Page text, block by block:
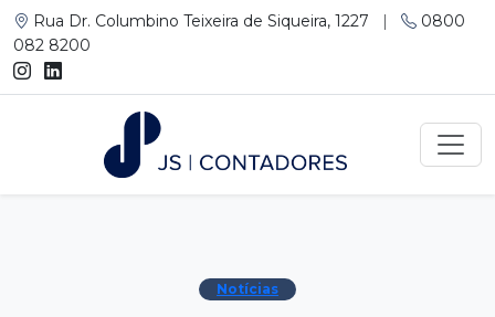
Rua Dr. Columbino Teixeira de Siqueira, 1227 |
0800
082 8200
Notícias